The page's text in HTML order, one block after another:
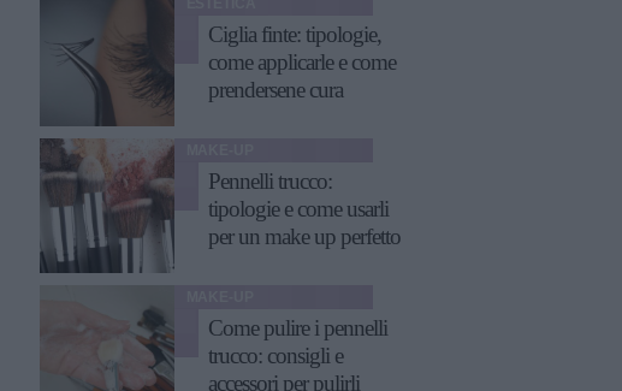
Ciglia finte: tipologie,
come applicarle e come
prendersene cura
Pennelli trucco:
tipologie e come usarli
per un make up perfetto
Come pulire i pennelli
trucco: consigli e
accessori per pulirli